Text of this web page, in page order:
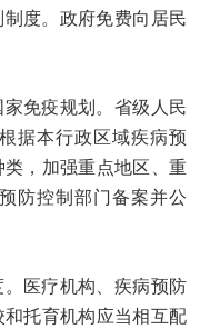
度。政府免费向居民
免疫规划。省级人民
据本行政区域疾病预
，加强重点地区、重
防控制部门备案并公
医疗机构、疾病预防
托育机构应当相互配